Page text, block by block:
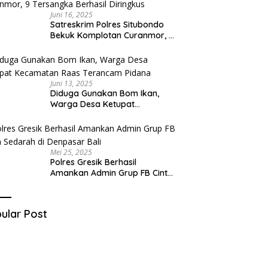
Juni 16, 2025
Satreskrim Polres Situbondo
Bekuk Komplotan Curanmor, 9
Juni 13, 2025
Diduga Gunakan Bom Ikan,
Warga Desa Ketupat
Pidana
Mei 25, 2025
Polres Gresik Berhasil
Amankan Admin Grup FB Cinta
Post